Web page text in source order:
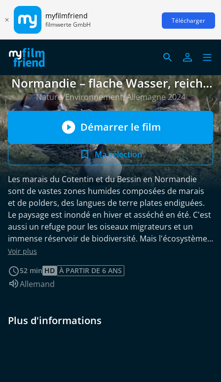
myfilmfriend
filmwerte GmbH Télécharger
Normandie – flache Wasser, reiche
Natur
Nature/Environnement, Allemagne 2024
Démarrer le film
Ma sélection
Les marais du Cotentin et du Bessin en Normandie
sont de vastes zones humides composées de marais
et de polders, des langues de terre plates endiguées.
Le paysage est inondé en hiver et asséché en été. C'est
aussi un refuge pour les oiseaux migrateurs et un
immense réservoir de biodiversité. Mais l'écosystème
a été affaibli par les sécheresses et les fortes pluies de
Voir plus
52 min HD À PARTIR DE 6 ANS
Audio :
Allemand
Plus d'informations